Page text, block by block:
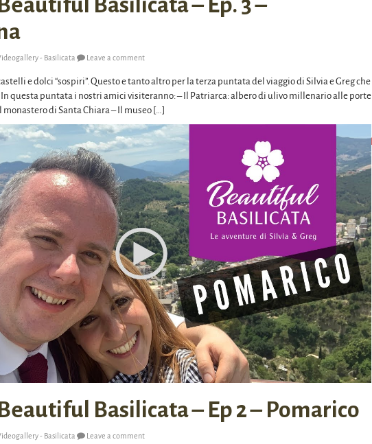
Basilicata – Ep. 3 –
- Basilicata Leave a comment
e dolci “sospiri”. Questo e tanto altro per la terza puntata del viaggio di Silvia e Greg che
questa puntata i nostri amici visiteranno: – Il Patriarca: albero di ulivo millenario alle porte
monastero di Santa Chiara – Il museo […]
Basilicata – Ep 2 – Pomarico
- Basilicata Leave a comment